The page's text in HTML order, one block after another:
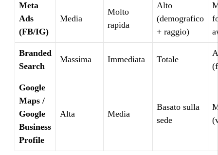
Meta
Ads
(FB/IG)
Media
Molto
rapida
Alto
(demografico
+ raggio)
Branded
Search
Massima Immediata Totale
Google
Maps /
Google
Business
Profile
Alta Media
Basato sulla
sede